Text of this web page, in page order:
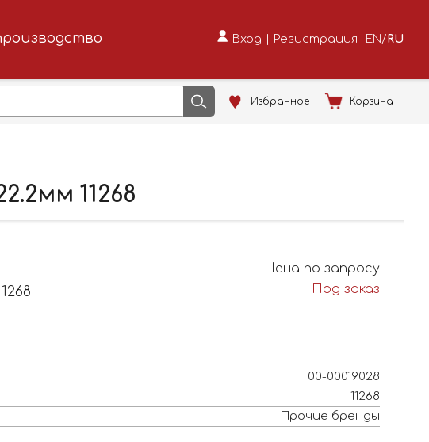
Вход | Регистрация EN /RU
Избранное Корзина
11268
00-00019028
11268
Прочие бренды
Цена по запросу
Под заказ